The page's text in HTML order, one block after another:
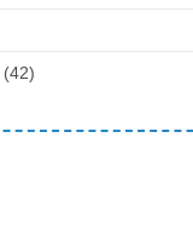
(42)